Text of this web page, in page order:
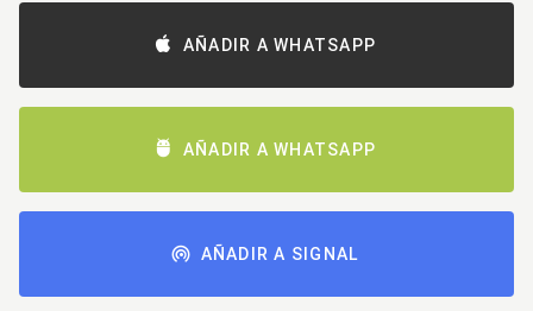
AÑADIR A WHATSAPP
AÑADIR A WHATSAPP
AÑADIR A SIGNAL